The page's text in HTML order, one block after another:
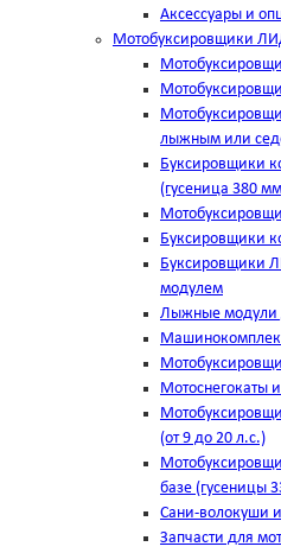
Аксессуары и
Мотобуксировщики
лыжным или
Буксировщики
(гусеница 380
Буксировщики
Буксировщики
модулем
Лыжные модули
Мотоснегокаты
(от 9 до 20 л.с.)
базе (гусеницы
Сани-волокуши
Запчасти для